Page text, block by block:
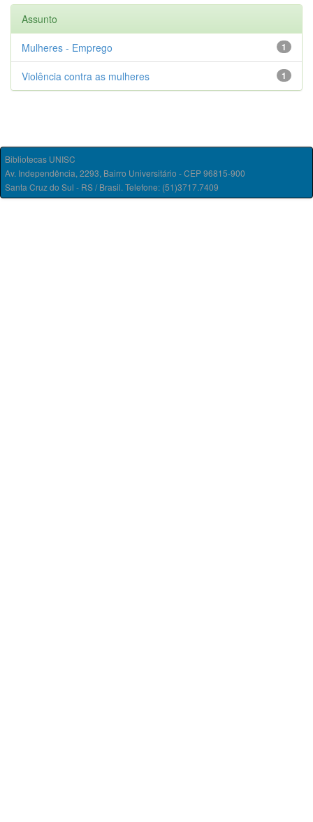
Assunto
1
Mulheres - Emprego
1
Violência contra as mulheres
Bibliotecas UNISC
Av. Independência, 2293, Bairro Universitário - CEP 96815-900
Santa Cruz do Sul - RS / Brasil. Telefone: (51)3717.7409